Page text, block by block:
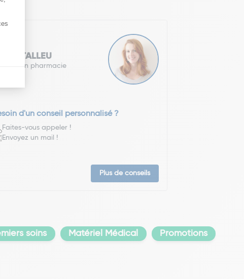
TALLEU
en pharmacie
d'un conseil personnalisé ?
Faites-vous appeler !
Envoyez un mail !
Plus de conseils
soins Matériel Médical Promotions